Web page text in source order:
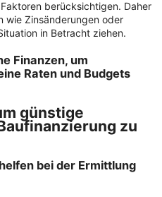
berücksichtigen. Daher
wie Zinsänderungen oder
in Betracht ziehen.
Finanzen, um
Raten und Budgets
günstige
zu
helfen bei der Ermittlung